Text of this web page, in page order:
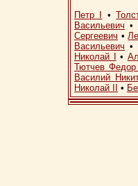
Петр I •
Васильевич •
Сергеевич •
Васильевич •
Николай I
•
Тютчев Федор
Василий
Николай II
•